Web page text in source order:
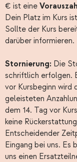
€ ist eine
Dein Platz im Kurs
Sollte der Kurs
darüber informieren.
Stornierung: Die
schriftlich erfolgen.
vor Kursbeginn wird
geleisteten
dem 14. Tag vor
keine
Entscheidender
Eingang bei uns.
uns einen